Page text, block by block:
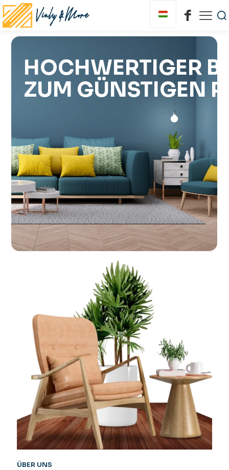
HOCHWERTIGER
ZUM GÜNSTIGEN
ÜBER UNS